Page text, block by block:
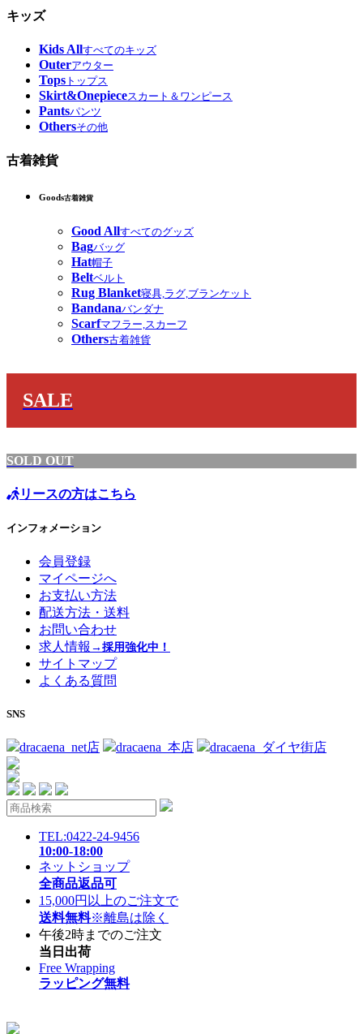
キッズ
Kids Allすべてのキッズ
Outerアウター
Tops トップス
Skirt&Onepieceスカート＆ワンピース
Pantsパンツ
Othersその他
古着雑貨
Goods古着雑貨
Good Allすべてのグッズ
Bagバッグ
Hat帽子
Beltベルト
Rug Blanket寝具,ラグ,ブランケット
Bandanaバンダナ
Scarfマフラー,スカーフ
Others古着雑貨
SALE
SOLD OUT
リースの方はこちら
インフォメーション
会員登録
マイページへ
お支払い方法
配送方法・送料
お問い合わせ
求人情報 →採用強化中！
サイトマップ
よくある質問
SNS
dracaena_net店 dracaena_本店 dracaena_ダイヤ街店
TEL:0422-24-9456
10:00-18:00
ネットショップ
全商品返品可
15,000円以上のご注文で
送料無料※離島は除く
午後2時までのご注文
当日出荷
Free Wrapping
ラッピング無料